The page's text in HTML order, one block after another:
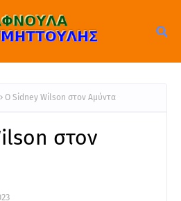
O Sidney Wilson στον Αμύντα
στον